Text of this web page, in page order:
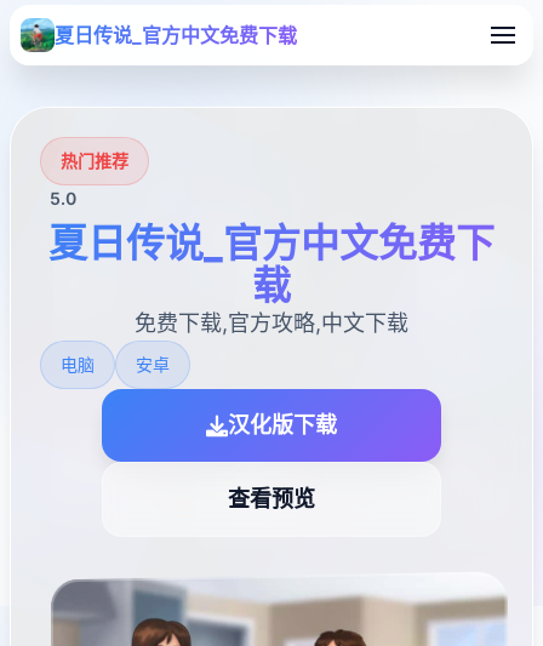
夏日传说_官方中文免费下载
热门推荐
5.0
夏日传说_官方中文免费下
载
免费下载,官方攻略,中文下载
电脑 安卓
汉化版下载
查看预览